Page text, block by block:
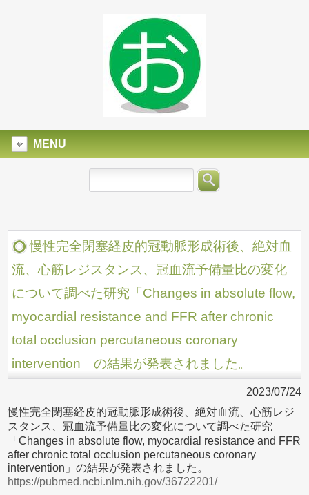
MENU
慢性完全閉塞経皮的冠動脈形成術後、絶対血
流、心筋レジスタンス、冠血流予備量比の変化
について調べた研究「Changes in absolute flow,
myocardial resistance and FFR after chronic
total occlusion percutaneous coronary
intervention」の結果が発表されました。
2023/07/24
慢性完全閉塞経皮的冠動脈形成術後、絶対血流、心筋レジ
スタンス、冠血流予備量比の変化について調べた研究
「Changes in absolute flow, myocardial resistance and FFR
after chronic total occlusion percutaneous coronary
intervention」の結果が発表されました。
https://pubmed.ncbi.nlm.nih.gov/36722201/